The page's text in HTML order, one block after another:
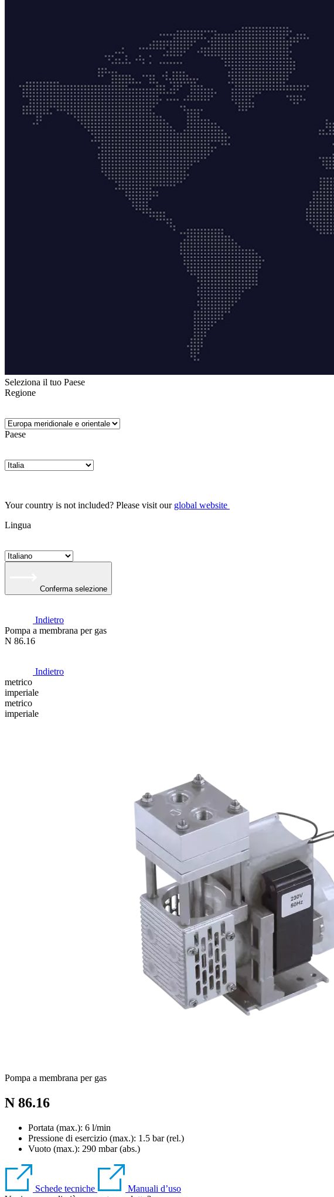
Seleziona il tuo Paese
Regione
Paese
Your country is not included? Please visit our global website
Lingua
Conferma selezione
Indietro
Pompa a membrana per gas
N 86.16
Indietro
metrico
imperiale
metrico
imperiale
Pompa a membrana per gas
N 86.16
Portata (max.): 6 l/min
Pressione di esercizio (max.): 1.5 bar (rel.)
Vuoto (max.): 290 mbar (abs.)
Schede tecniche
Manuali d’uso